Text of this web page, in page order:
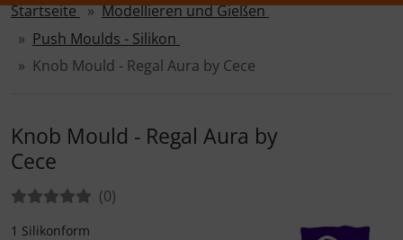
Sprungnavigation
Springe zur Navigation
Springe zum Inhalt
Springe zu den allgemeinen Informationen
Startseite
Modellieren und Gießen
Push Moulds - Silikon
Knob Mould - Regal Aura by Cece
Knob Mould - Regal Aura by
Cece
Bewertungen:(0Bewertungen
)
1 Silikonform